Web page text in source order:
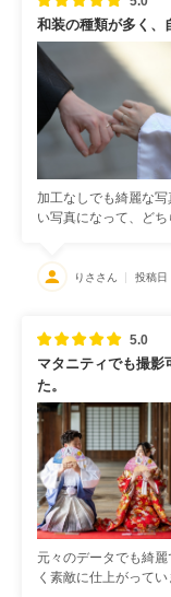
和装の種類が多く、
加工なしでも綺麗な
い写真になって、どち
りささん 投稿日
5.0
マタニティでも撮影
た。
元々のデータでも綺
く素敵に仕上がってい